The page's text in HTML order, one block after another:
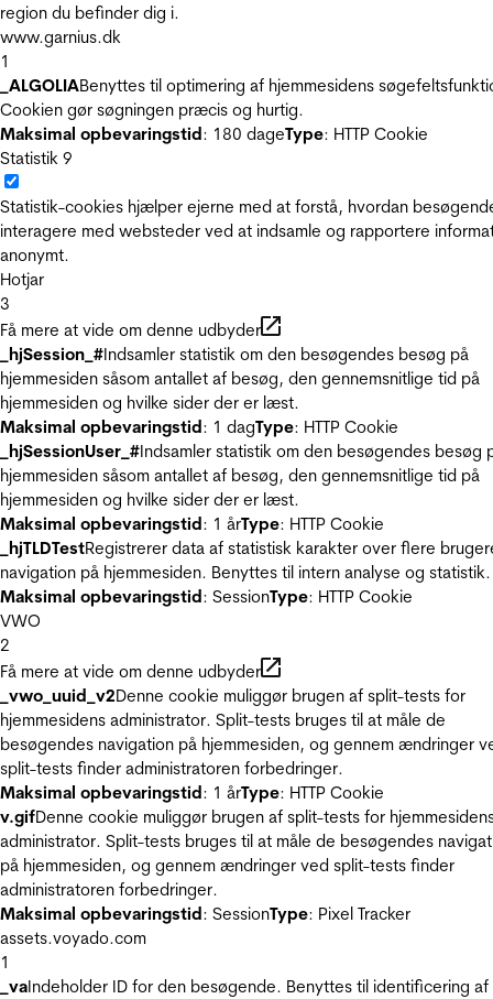
region du befinder dig i.
www.garnius.dk
1
_ALGOLIABenyttes til optimering af hjemmesidens
Cookien gør søgningen præcis og hurtig.
Maksimal opbevaringstid: 180 dageType: HTTP Cookie
Statistik 9
Statistik-cookies hjælper ejerne med at forstå, hvordan
interagere med websteder ved at indsamle og rapportere
anonymt.
Hotjar
3
Få mere at vide om denne udbyder
_hjSession_#Indsamler statistik om den besøgendes besøg på
hjemmesiden såsom antallet af besøg, den gennemsnitlige tid på
hjemmesiden og hvilke sider der er læst.
Maksimal opbevaringstid: 1 dagType: HTTP Cookie
_hjSessionUser_#Indsamler statistik om den besøgendes besøg
hjemmesiden såsom antallet af besøg, den gennemsnitlige tid på
hjemmesiden og hvilke sider der er læst.
Maksimal opbevaringstid: 1 årType: HTTP Cookie
_hjTLDTestRegistrerer data af statistisk karakter over flere
navigation på hjemmesiden. Benyttes til intern analyse og statistik.
Maksimal opbevaringstid: SessionType: HTTP Cookie
VWO
2
Få mere at vide om denne udbyder
_vwo_uuid_v2Denne cookie muliggør brugen af split-tests for
hjemmesidens administrator. Split-tests bruges til at måle de
besøgendes navigation på hjemmesiden, og gennem ændringer
split-tests finder administratoren forbedringer.
Maksimal opbevaringstid: 1 årType: HTTP Cookie
v.gifDenne cookie muliggør brugen af split-tests for
administrator. Split-tests bruges til at måle de besøgendes
på hjemmesiden, og gennem ændringer ved split-tests finder
administratoren forbedringer.
Maksimal opbevaringstid: SessionType: Pixel Tracker
assets.voyado.com
1
_vaIndeholder ID for den besøgende. Benyttes til identificering af